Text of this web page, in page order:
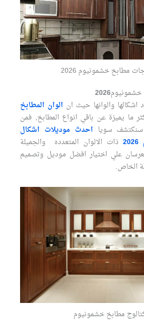
مطابخ خشمونيوم 2026
خشمونيوم2026
اشكالها والوانها حيث ان الوان المطابخ
ما يميزة عن باقي انواع المطابخ, فمن
سنكتشف سويا احدث موديلات اشكال
ذات الالوان المتعدده والجميلة
علي اختيار افضل موديل وتصميم
الخاص.
مطابخ خشمونيوم